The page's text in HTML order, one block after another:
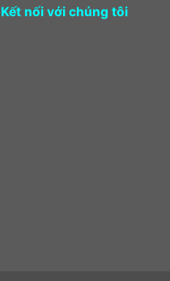
Kết nối với chúng tôi